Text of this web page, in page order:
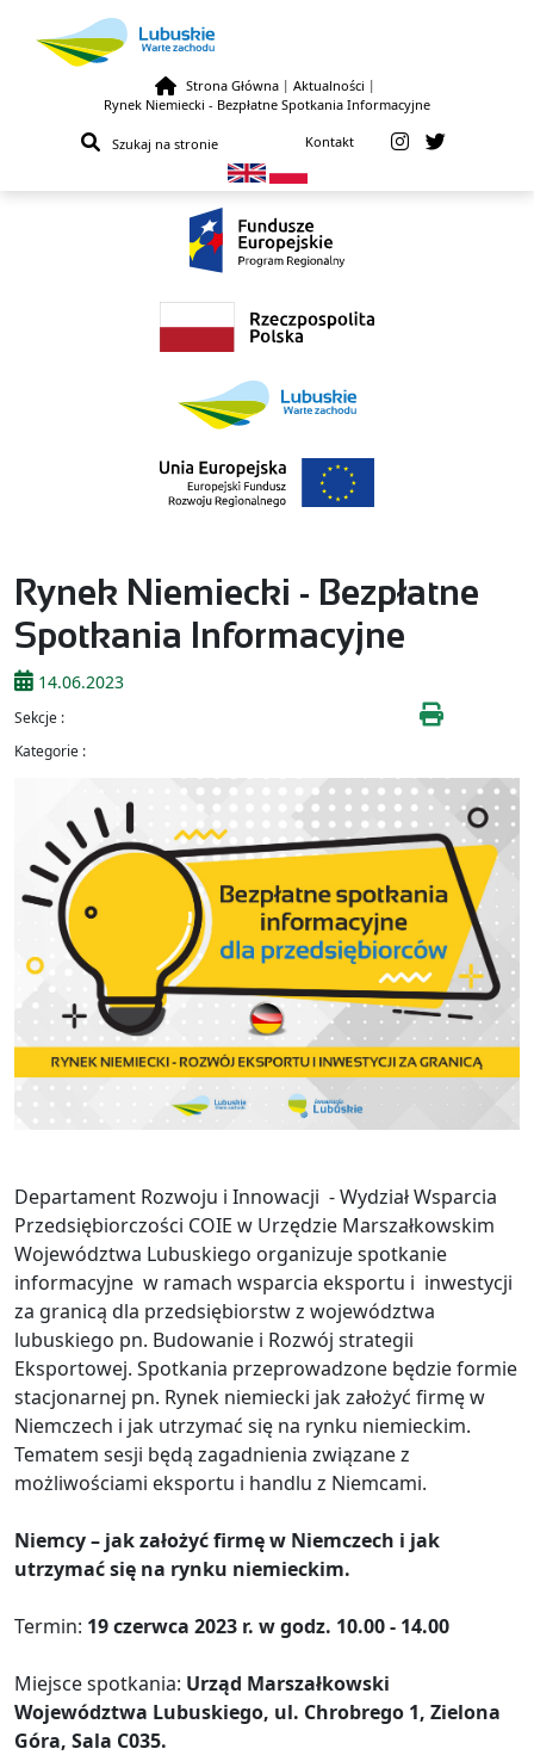
Przejdź do treści
Strona Główna | Aktualności |
Rynek Niemiecki - Bezpłatne Spotkania Informacyjne
Kontakt
Rynek Niemiecki - Bezpłatne
Spotkania Informacyjne
14.06.2023
Sekcje :
Kategorie :
Departament Rozwoju i Innowacji - Wydział Wsparcia
Przedsiębiorczości COIE w Urzędzie Marszałkowskim
Województwa Lubuskiego organizuje spotkanie
informacyjne w ramach wsparcia eksportu i inwestycji
za granicą dla przedsiębiorstw z województwa
lubuskiego pn. Budowanie i Rozwój strategii
Eksportowej. Spotkania przeprowadzone będzie formie
stacjonarnej pn. Rynek niemiecki jak założyć firmę w
Niemczech i jak utrzymać się na rynku niemieckim.
Tematem sesji będą zagadnienia związane z
możliwościami eksportu i handlu z Niemcami.
Niemcy – jak założyć firmę w Niemczech i jak
utrzymać się na rynku niemieckim.
Termin: 19 czerwca 2023 r. w godz. 10.00 - 14.00
Miejsce spotkania: Urząd Marszałkowski
Województwa Lubuskiego, ul. Chrobrego 1, Zielona
Góra, Sala C035.